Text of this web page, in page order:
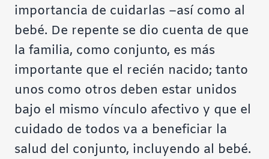
importancia de cuidarlas –así como al
bebé. De repente se dio cuenta de que
la familia, como conjunto, es más
importante que el recién nacido; tanto
unos como otros deben estar unidos
bajo el mismo vínculo afectivo y que el
cuidado de todos va a beneficiar la
salud del conjunto, incluyendo al bebé.